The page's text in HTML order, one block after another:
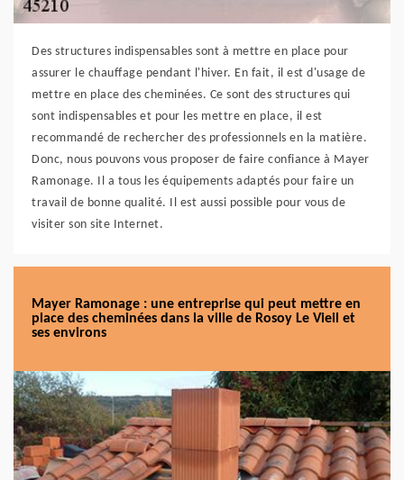
Des structures indispensables sont à mettre en place pour
assurer le chauffage pendant l'hiver. En fait, il est d'usage de
mettre en place des cheminées. Ce sont des structures qui
sont indispensables et pour les mettre en place, il est
recommandé de rechercher des professionnels en la matière.
Donc, nous pouvons vous proposer de faire confiance à Mayer
Ramonage. Il a tous les équipements adaptés pour faire un
travail de bonne qualité. Il est aussi possible pour vous de
visiter son site Internet.
Mayer Ramonage : une entreprise qui peut mettre en
place des cheminées dans la ville de Rosoy Le Vieil et
ses environs